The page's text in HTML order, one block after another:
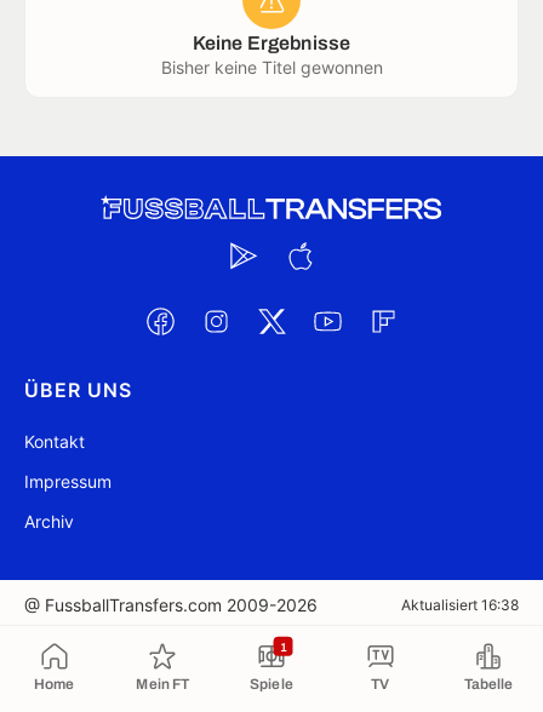
Home Mein FT Spiele
1
TV Tabelle
Keine Ergebnisse
Bisher keine Titel gewonnen
ÜBER UNS
Kontakt
Impressum
Archiv
@ FussballTransfers.com 2009-2026 Aktualisiert 16:38
In die Zwischenablage kopiert